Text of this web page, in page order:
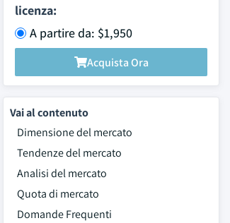
licenza:
A partire da: $1,950
Acquista Ora
Vai al contenuto
Dimensione del mercato
Tendenze del mercato
Analisi del mercato
Quota di mercato
Domande Frequenti